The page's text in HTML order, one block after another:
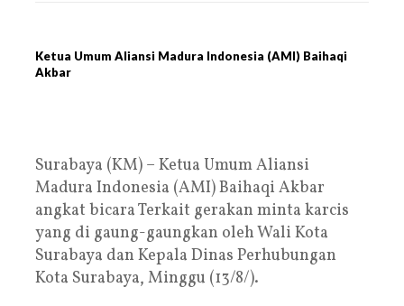
Ketua Umum Aliansi Madura Indonesia (AMI) Baihaqi
Akbar
Surabaya (KM) – Ketua Umum Aliansi
Madura Indonesia (AMI) Baihaqi Akbar
angkat bicara Terkait gerakan minta karcis
yang di gaung-gaungkan oleh Wali Kota
Surabaya dan Kepala Dinas Perhubungan
Kota Surabaya, Minggu (13/8/).